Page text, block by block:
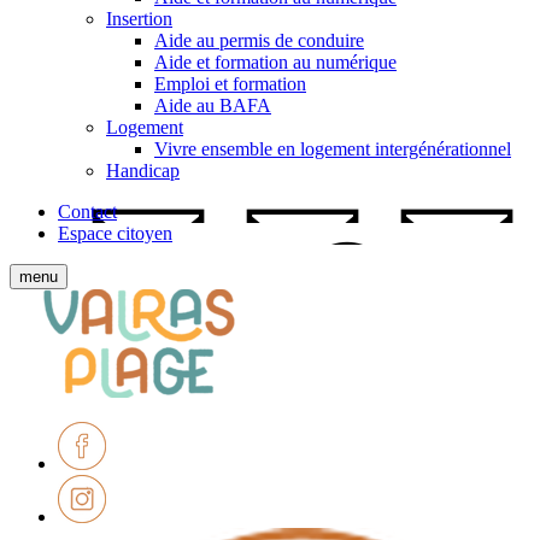
Insertion
Aide au permis de conduire
Aide et formation au numérique
Emploi et formation
Aide au BAFA
Logement
Vivre ensemble en logement intergénérationnel
Handicap
Contact
Espace citoyen
Afficher
le
menu
mobile
menu